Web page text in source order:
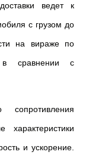
ведет к
с грузом до
на вираже по
сравнении с
сопротивления
характеристики
и ускорение.